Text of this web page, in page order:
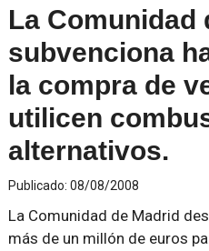
La Comunidad
subvenciona
la compra de
utilicen
alternativos.
Publicado: 08/08/2008
La Comunidad de Madrid
más de un millón de euros